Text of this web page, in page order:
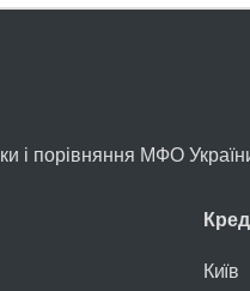
і порівняння МФО
Київ